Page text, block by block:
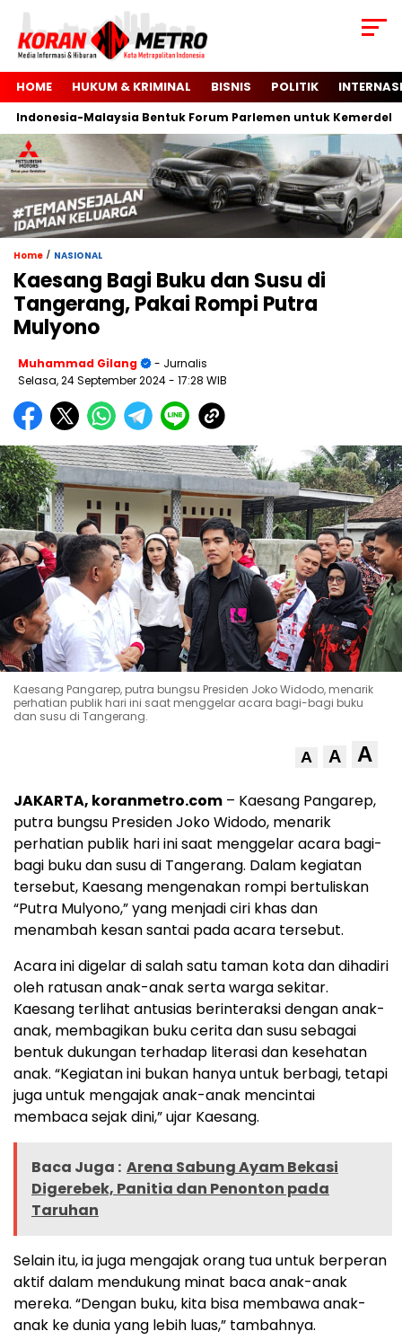
HOME HUKUM & KRIMINAL BISNIS POLITIK
Malaysia Bentuk Forum Parlemen untuk Kemerdekaan
Home / NASIONAL
Kaesang Bagi Buku dan Susu di
Tangerang, Pakai Rompi Putra
Mulyono
Muhammad Gilang
- Jurnalis
Selasa, 24 September 2024- 17:28 WIB
Kaesang Pangarep, putra bungsu Presiden Joko Widodo, menarik
perhatian publik hari ini saat menggelar acara bagi-bagi buku
dan susu di Tangerang.
A A A
JAKARTA, koranmetro.com – Kaesang Pangarep,
putra bungsu Presiden Joko Widodo, menarik
perhatian publik hari ini saat menggelar acara bagi-
bagi buku dan susu di Tangerang. Dalam kegiatan
tersebut, Kaesang mengenakan rompi bertuliskan
“Putra Mulyono,” yang menjadi ciri khas dan
menambah kesan santai pada acara tersebut.
Acara ini digelar di salah satu taman kota dan dihadiri
oleh ratusan anak-anak serta warga sekitar.
Kaesang terlihat antusias berinteraksi dengan anak-
anak, membagikan buku cerita dan susu sebagai
bentuk dukungan terhadap literasi dan kesehatan
anak. “Kegiatan ini bukan hanya untuk berbagi, tetapi
juga untuk mengajak anak-anak mencintai
membaca sejak dini,” ujar Kaesang.
Baca Juga : Arena Sabung Ayam Bekasi
Digerebek, Panitia dan Penonton pada
Taruhan
Selain itu, ia juga mengajak orang tua untuk berperan
aktif dalam mendukung minat baca anak-anak
mereka. “Dengan buku, kita bisa membawa anak-
anak ke dunia yang lebih luas,” tambahnya.